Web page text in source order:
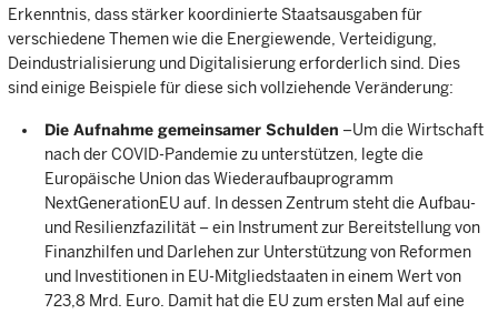
Erkenntnis, dass stärker koordinierte Staatsausgaben für
verschiedene Themen wie die Energiewende, Verteidigung,
Deindustrialisierung und Digitalisierung erforderlich sind. Dies
sind einige Beispiele für diese sich vollziehende Veränderung:
Die Aufnahme gemeinsamer Schulden –Um die Wirtschaft
nach der COVID-Pandemie zu unterstützen, legte die
Europäische Union das Wiederaufbauprogramm
NextGenerationEU auf. In dessen Zentrum steht die Aufbau-
und Resilienzfazilität – ein Instrument zur Bereitstellung von
Finanzhilfen und Darlehen zur Unterstützung von Reformen
und Investitionen in EU-Mitgliedstaaten in einem Wert von
723,8 Mrd. Euro. Damit hat die EU zum ersten Mal auf eine